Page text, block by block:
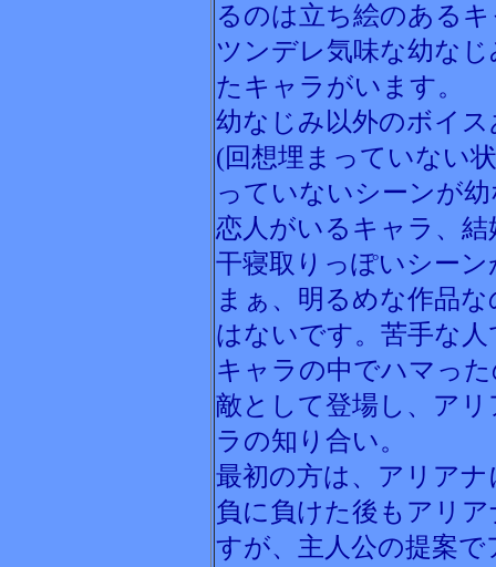
るのは立ち絵のある
ツンデレ気味な幼な
たキャラがいます。
幼なじみ以外のボイ
(回想埋まっていない
っていないシーンが
恋人がいるキャラ、
干寝取りっぽいシーン
まぁ、明るめな作品
はないです。苦手な
キャラの中でハマっ
敵として登場し、ア
ラの知り合い。
最初の方は、アリア
負に負けた後もアリ
すが、主人公の提案